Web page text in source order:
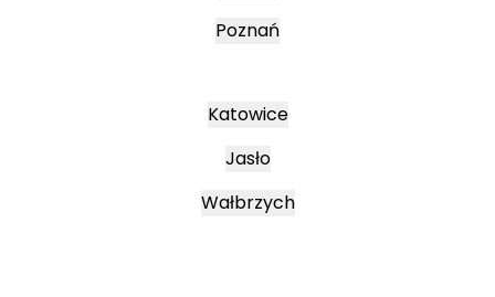
Poznań
Katowice
Jasło
Wałbrzych